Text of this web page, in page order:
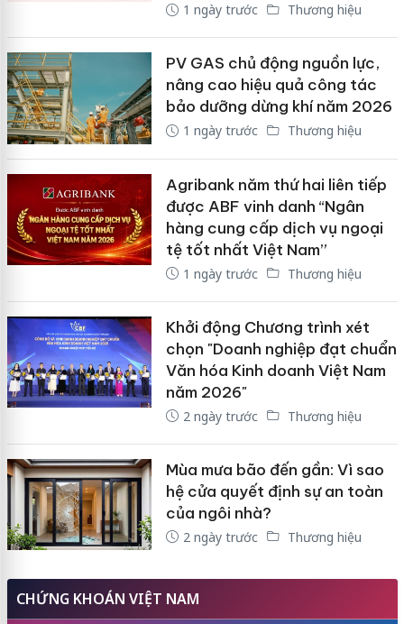
1 ngày trước Thương hiệu
PV GAS chủ động nguồn lực,
nâng cao hiệu quả công tác
bảo dưỡng dừng khí năm 2026
1 ngày trước Thương hiệu
Agribank năm thứ hai liên tiếp
được ABF vinh danh “Ngân
hàng cung cấp dịch vụ ngoại
tệ tốt nhất Việt Nam”
1 ngày trước Thương hiệu
Khởi động Chương trình xét
chọn "Doanh nghiệp đạt chuẩn
Văn hóa Kinh doanh Việt Nam
năm 2026"
2 ngày trước Thương hiệu
Mùa mưa bão đến gần: Vì sao
hệ cửa quyết định sự an toàn
của ngôi nhà?
2 ngày trước Thương hiệu
CHỨNG KHOÁN VIỆT NAM